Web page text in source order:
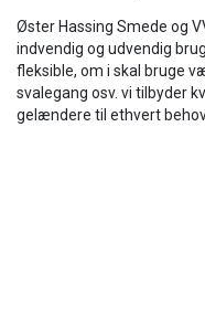
Øster Hassing Smede og
indvendig og udvendig
fleksible, om i skal bruge
svalegang osv. vi tilbyder
gelændere til ethvert